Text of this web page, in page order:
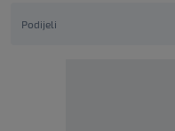
Podijeli